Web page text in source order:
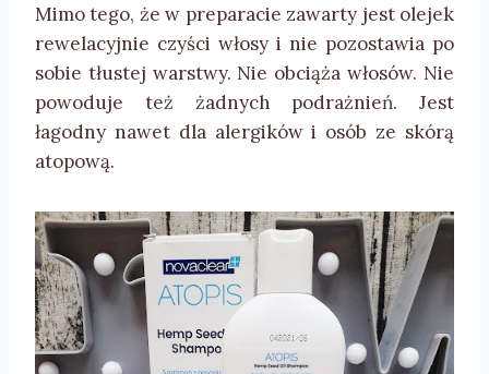
Mimo tego, że w preparacie zawarty jest olejek
rewelacyjnie czyści włosy i nie pozostawia po
sobie tłustej warstwy. Nie obciąża włosów. Nie
powoduje też żadnych podrażnień. Jest
łagodny nawet dla alergików i osób ze skórą
atopową.